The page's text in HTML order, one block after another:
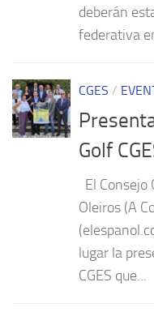
deberán
federativa
CGES /
Golf
El Consejo
Oleiros (A
lugar la
CGES que...